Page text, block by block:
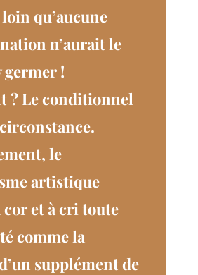
qu’aucune
n’aurait le
germer !
? Le conditionnel
le
artistique
cor et à cri toute
comme la
supplément de